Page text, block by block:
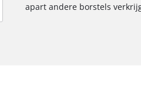
apart andere borstels